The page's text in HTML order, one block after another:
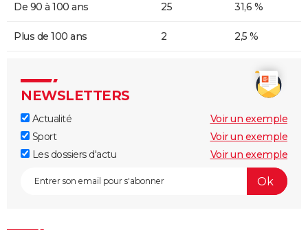
De 90 à 100 ans 25 31,6 %
Plus de 100 ans 2 2,5 %
NEWSLETTERS
Actualité
Voir un exemple
Sport
Voir un exemple
Les dossiers d'actu
Voir un exemple